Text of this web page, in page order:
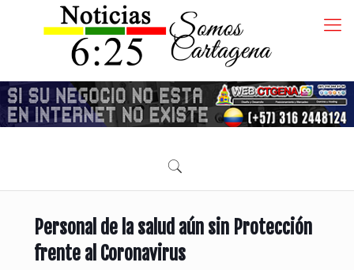
Personal de la salud aún sin Protección
frente al Coronavirus